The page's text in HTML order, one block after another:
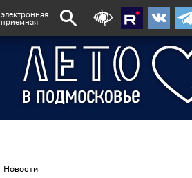
электронная
приемная
Новости